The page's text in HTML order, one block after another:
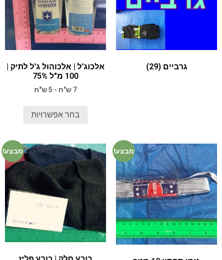
גרביים (29)
אלכוג'ל | אלכוהול ג'ל לתיק |
100 מ"ל 75%
7 ש"ח - 5 ש"ח
בחר אפשרויות
מבצע! מבצע!